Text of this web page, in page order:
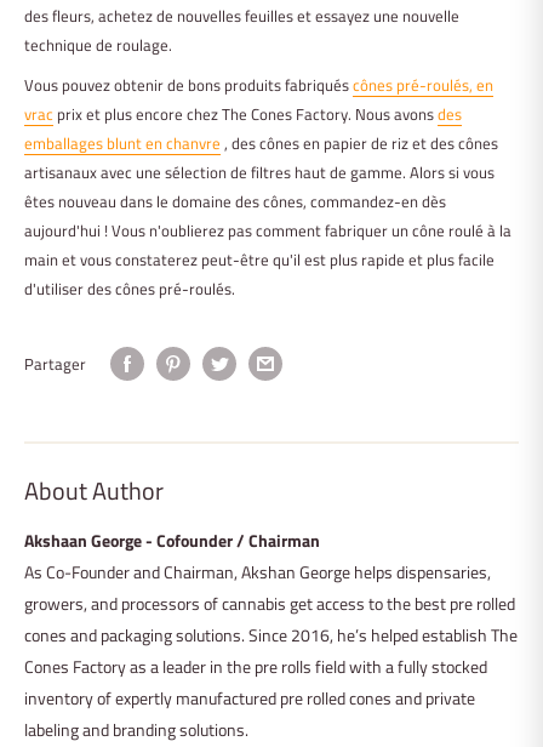
des fleurs, achetez de nouvelles feuilles et essayez une nouvelle
technique de roulage.
Vous pouvez obtenir de bons produits fabriquéscônes pré-roulés, en
vrac prix et plus encore chez The Cones Factory. Nous avonsdes
emballages blunt en chanvre , des cônes en papier de riz et des cônes
artisanaux avec une sélection de filtres haut de gamme. Alors si vous
êtes nouveau dans le domaine des cônes, commandez-en dès
aujourd'hui ! Vous n'oublierez pas comment fabriquer un cône roulé à la
main et vous constaterez peut-être qu'il est plus rapide et plus facile
d'utiliser des cônes pré-roulés.
Partager
About Author
Akshaan George - Cofounder / Chairman
As Co-Founder and Chairman, Akshan George helps dispensaries,
growers, and processors of cannabis get access to the best pre rolled
cones and packaging solutions. Since 2016, he’s helped establish The
Cones Factory as a leader in the pre rolls field with a fully stocked
inventory of expertly manufactured pre rolled cones and private
labeling and branding solutions.